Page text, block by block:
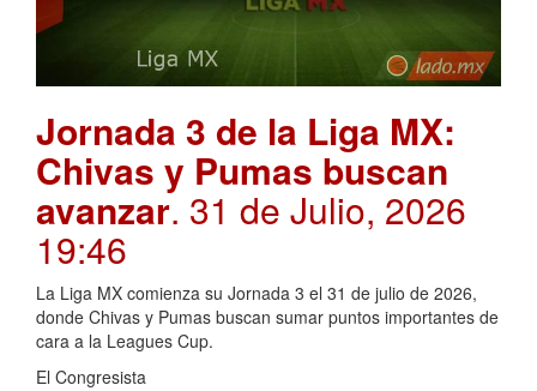
Jornada 3 de la Liga MX:
Chivas y Pumas buscan
avanzar. 31 de Julio, 2026
19:46
La Liga MX comienza su Jornada 3 el 31 de julio de 2026,
donde Chivas y Pumas buscan sumar puntos importantes de
cara a la Leagues Cup.
El Congresista